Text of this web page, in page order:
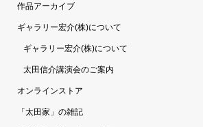
作品アーカイブ
ギャラリー宏介(株)について
ギャラリー宏介(株)について
太田信介講演会のご案内
オンラインストア
「太田家」の雑記